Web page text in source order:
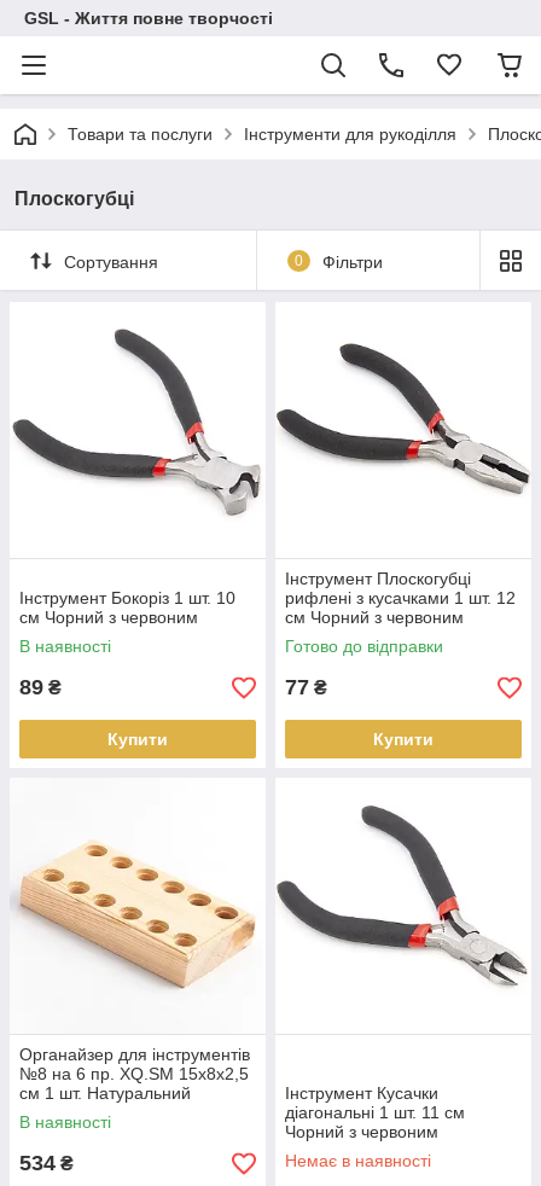
GSL - Життя повне творчості
Товари та послуги Інструменти для рукоділля
Плоскогубці
Сортування 0 Фільтри
Інструмент Бокоріз 1 шт. 10
см Чорний з червоним
В наявності
89 ₴
Купити
Інструмент Плоскогубці
рифлені з кусачками 1 шт. 12
см Чорний з червоним
Готово до відправки
77 ₴
Купити
Органайзер для інструментів
№8 на 6 пр. XQ.SM 15х8х2,5
см 1 шт. Натуральний
В наявності
534 ₴
Інструмент Кусачки
діагональні 1 шт. 11 см
Чорний з червоним
Немає в наявності